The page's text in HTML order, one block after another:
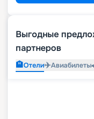
на 2026 - 2027 г.,
входящих в
Выгодные
партнеров
🏨Отели✈️Авиабилеты